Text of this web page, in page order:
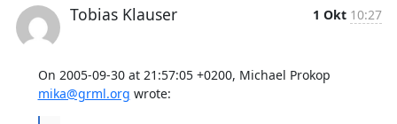
Tobias Klauser 1 Okt 10:27
mika@grml.org wrote: